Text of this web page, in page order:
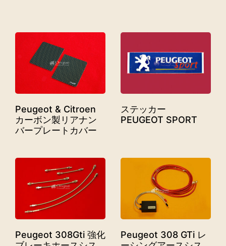
Peugeot & Citroen
カーボン製リアナン
バープレートカバー
ステッカー
PEUGEOT SPORT
Peugeot 308Gti 強化
Peugeot 308 GTi レ